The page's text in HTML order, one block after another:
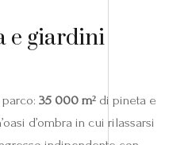
e giardini
35 000 m² di pineta e
d’ombra in cui rilassarsi